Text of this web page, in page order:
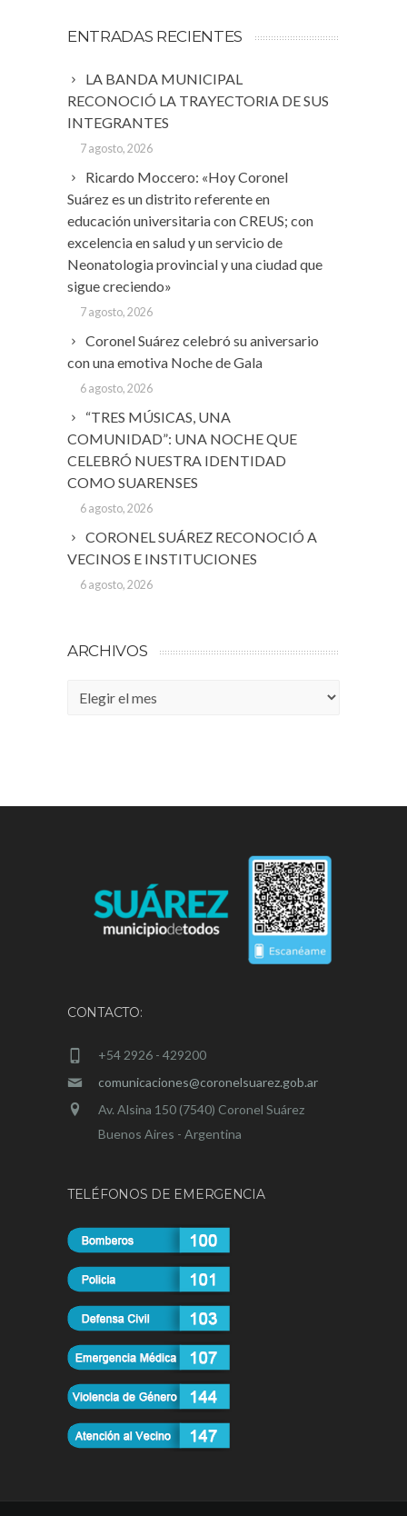
ENTRADAS RECIENTES
LA BANDA MUNICIPAL
RECONOCIÓ LA TRAYECTORIA DE SUS
INTEGRANTES
7 agosto, 2026
Ricardo Moccero: «Hoy Coronel
Suárez es un distrito referente en
educación universitaria con CREUS; con
excelencia en salud y un servicio de
Neonatologia provincial y una ciudad que
sigue creciendo»
7 agosto, 2026
Coronel Suárez celebró su aniversario
con una emotiva Noche de Gala
6 agosto, 2026
“TRES MÚSICAS, UNA
COMUNIDAD”: UNA NOCHE QUE
CELEBRÓ NUESTRA IDENTIDAD
COMO SUARENSES
6 agosto, 2026
CORONEL SUÁREZ RECONOCIÓ A
VECINOS E INSTITUCIONES
6 agosto, 2026
ARCHIVOS
Archivos
CONTACTO:
+54 2926 - 429200
comunicaciones@coronelsuarez.gob.ar
Av. Alsina 150 (7540) Coronel Suárez
Buenos Aires - Argentina
TELÉFONOS DE EMERGENCIA